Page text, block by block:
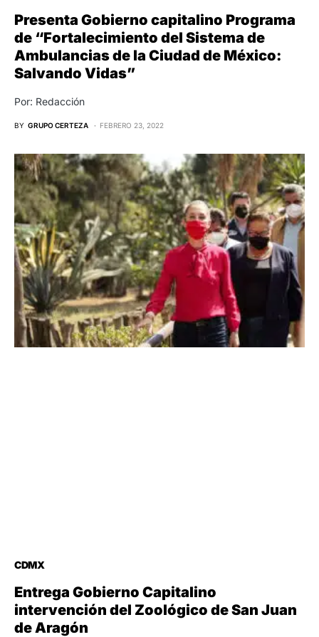
Presenta Gobierno capitalino Programa
de “Fortalecimiento del Sistema de
Ambulancias de la Ciudad de México:
Salvando Vidas”
Por: Redacción
BY GRUPO CERTEZA FEBRERO 23, 2022
CDMX
Entrega Gobierno Capitalino
intervención del Zoológico de San Juan
de Aragón